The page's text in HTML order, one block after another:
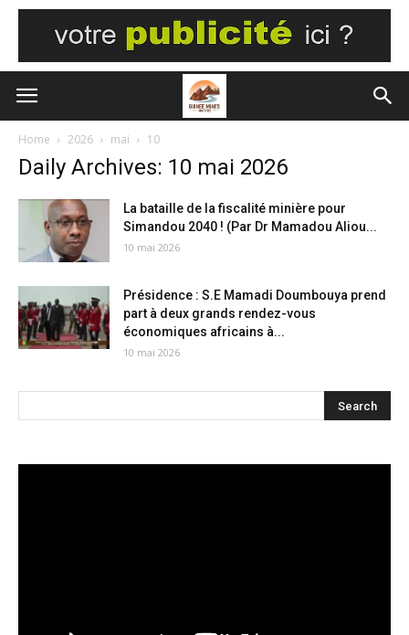
Home 2026 mai 10
Daily Archives: 10 mai 2026
La bataille de la fiscalité minière pour
Simandou 2040 ! (Par Dr Mamadou Aliou...
10 mai 2026
Présidence : S.E Mamadi Doumbouya prend
part à deux grands rendez-vous
économiques africains à...
10 mai 2026